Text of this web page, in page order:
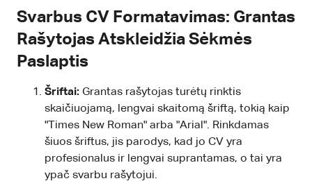
Svarbus CV Formatavimas: Grantas
Rašytojas Atskleidžia Sėkmės
Paslaptis
Šriftai: Grantas rašytojas turėtų rinktis
skaičiuojamą, lengvai skaitomą šriftą, tokią kaip
"Times New Roman" arba "Arial". Rinkdamas
šiuos šriftus, jis parodys, kad jo CV yra
profesionalus ir lengvai suprantamas, o tai yra
ypač svarbu rašytojui.